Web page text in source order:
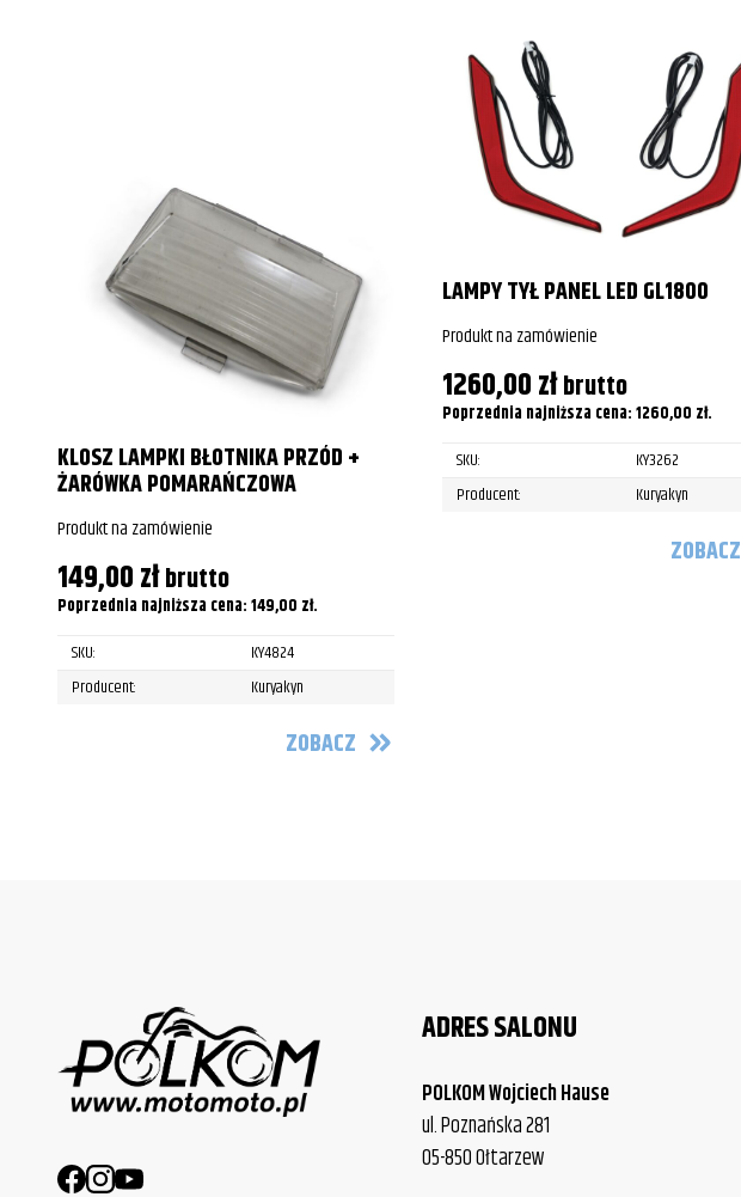
KLOSZ LAMPKI BŁOTNIKA PRZÓD +
ŻARÓWKA POMARAŃCZOWA
Produkt na zamówienie
149,00złbrutto
Poprzednia najniższa cena:149,00 zł.
SKU:
KY4824
Producent:
Kuryakyn
ZOBACZ
LAMPY TYŁ PANEL LED GL1800
Produkt na zamówienie
1260,00złbrutto
Poprzednia najniższa cena:1260,00 zł.
SKU:
KY3262
Producent:
Kuryakyn
ZOBACZ
ADRES SALONU
POLKOM Wojciech Hause
ul. Poznańska 281
05-850 Ołtarzew